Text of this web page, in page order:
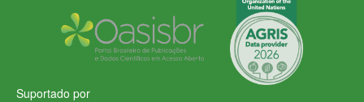
Suportado por